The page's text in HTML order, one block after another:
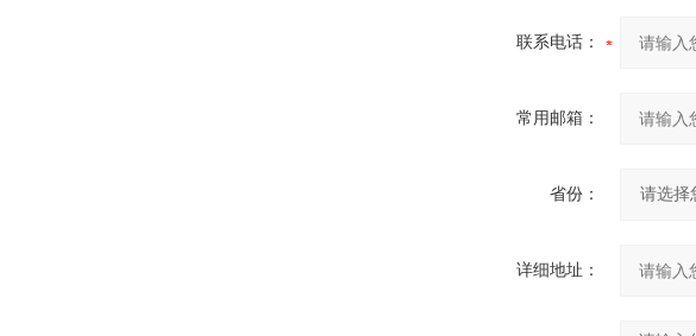
联系电话：
常用邮箱：
省份：
详细地址：